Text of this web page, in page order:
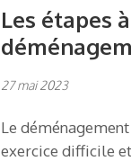
Les étapes
27 mai 2023
Le
exercice difficile